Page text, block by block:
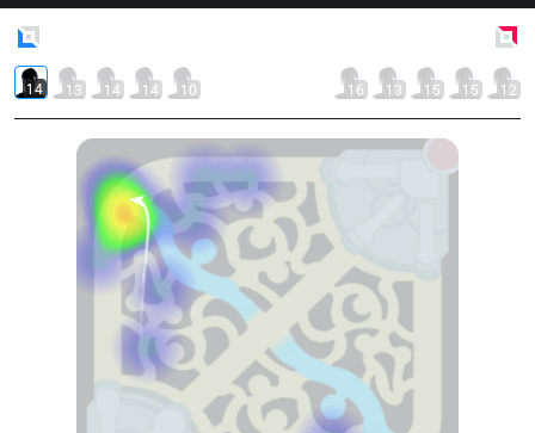
14 13 14 14 10 16 13 15 15 12